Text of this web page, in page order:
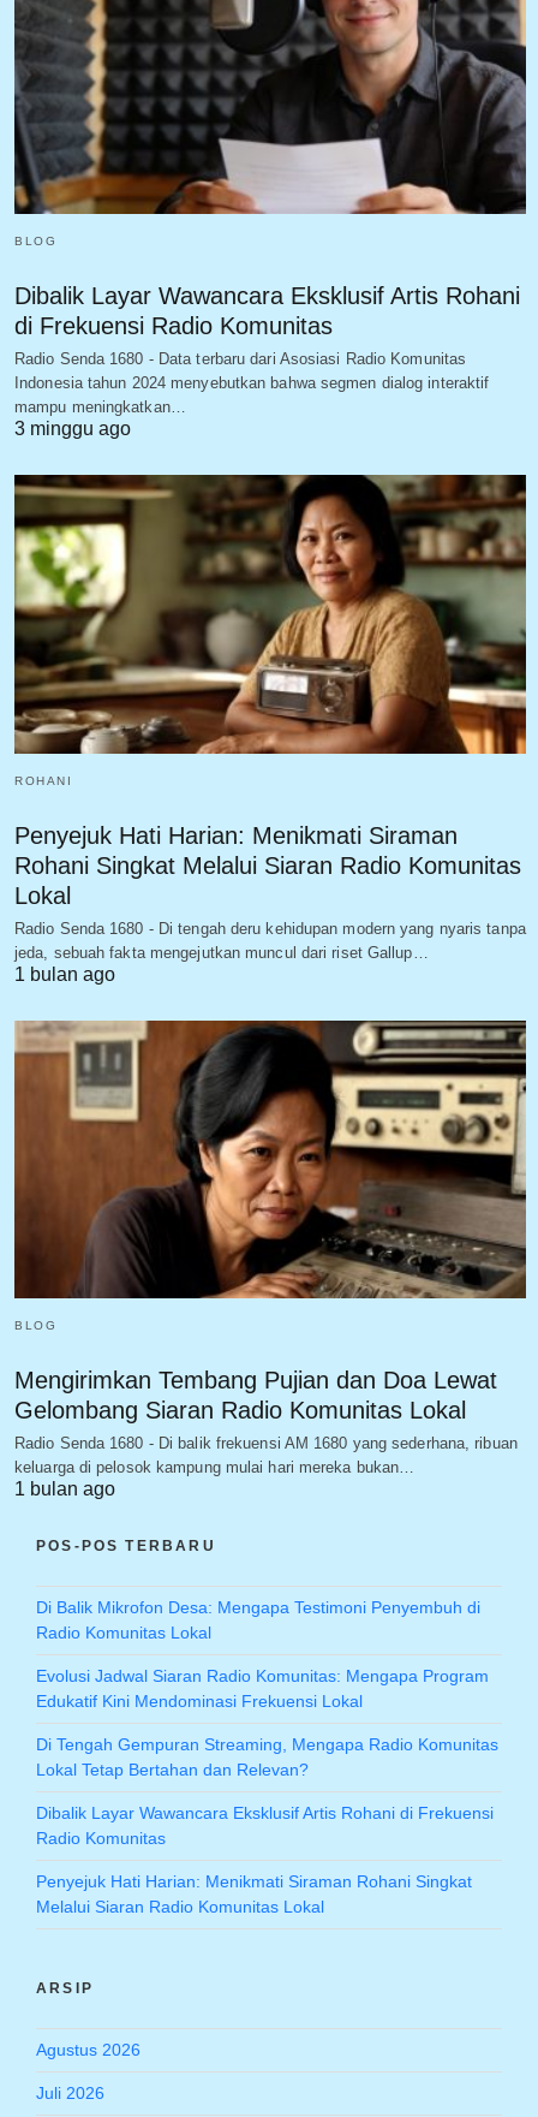
BLOG
Dibalik Layar Wawancara Eksklusif Artis Rohani
di Frekuensi Radio Komunitas
Radio Senda 1680 - Data terbaru dari Asosiasi Radio Komunitas
Indonesia tahun 2024 menyebutkan bahwa segmen dialog interaktif
mampu meningkatkan…
3 minggu ago
ROHANI
Penyejuk Hati Harian: Menikmati Siraman
Rohani Singkat Melalui Siaran Radio Komunitas
Lokal
Radio Senda 1680 - Di tengah deru kehidupan modern yang nyaris tanpa
jeda, sebuah fakta mengejutkan muncul dari riset Gallup…
1 bulan ago
BLOG
Mengirimkan Tembang Pujian dan Doa Lewat
Gelombang Siaran Radio Komunitas Lokal
Radio Senda 1680 - Di balik frekuensi AM 1680 yang sederhana, ribuan
keluarga di pelosok kampung mulai hari mereka bukan…
1 bulan ago
POS-POS TERBARU
Di Balik Mikrofon Desa: Mengapa Testimoni Penyembuh di
Radio Komunitas Lokal
Evolusi Jadwal Siaran Radio Komunitas: Mengapa Program
Edukatif Kini Mendominasi Frekuensi Lokal
Di Tengah Gempuran Streaming, Mengapa Radio Komunitas
Lokal Tetap Bertahan dan Relevan?
Dibalik Layar Wawancara Eksklusif Artis Rohani di Frekuensi
Radio Komunitas
Penyejuk Hati Harian: Menikmati Siraman Rohani Singkat
Melalui Siaran Radio Komunitas Lokal
ARSIP
Agustus 2026
Juli 2026